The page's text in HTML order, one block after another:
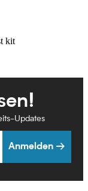
kit
Updates
Anmelden →